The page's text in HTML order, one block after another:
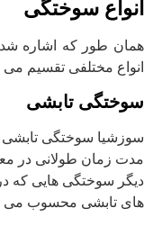
انواع سوختگی
همان طور که اشاره
انواع مختلفی تقسیم می
سوختگی تابشی
سوزشیا سوختگی تابشی
مدت زمان طولانی در
دیگر سوختگی هایی که
های تابشی محسوب می